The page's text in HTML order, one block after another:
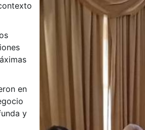
en
y